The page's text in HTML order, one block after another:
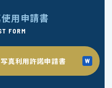
用申請書
FORM
真利用許諾申請書